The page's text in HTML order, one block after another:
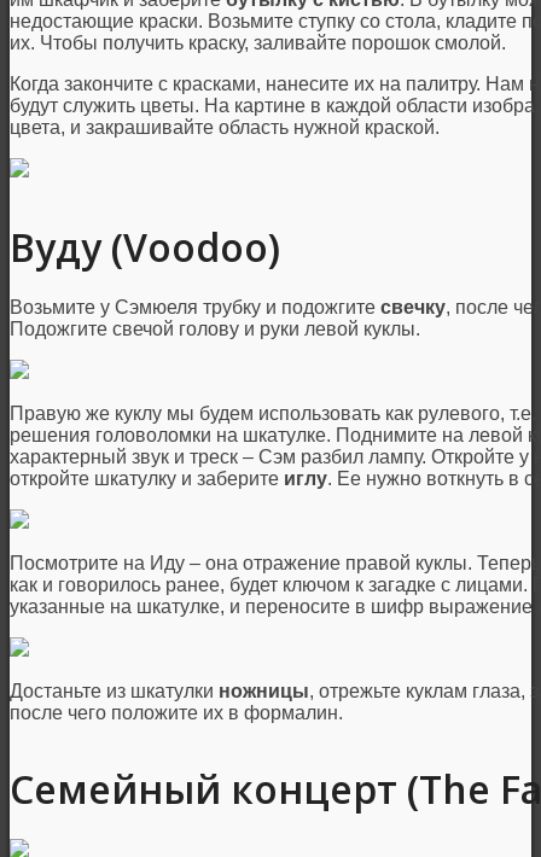
недостающие краски. Возьмите ступку со стола, кладите
их. Чтобы получить краску, заливайте порошок смолой.
Когда закончите с красками, нанесите их на палитру. Нам
будут служить цветы. На картине в каждой области
цвета, и закрашивайте область нужной краской.
Вуду (Voodoo)
Возьмите у Сэмюеля трубку и подожгите свечку, после
Подожгите свечой голову и руки левой куклы.
Правую же куклу мы будем использовать как рулевого,
решения головоломки на шкатулке. Поднимите на левой
характерный звук и треск – Сэм разбил лампу. Откройте
откройте шкатулку и заберите иглу. Ее нужно воткнуть в
Посмотрите на Иду – она отражение правой куклы.
как и говорилось ранее, будет ключом к загадке с лицами.
указанные на шкатулке, и переносите в шифр выражение
Достаньте из шкатулки ножницы, отрежьте куклам
после чего положите их в формалин.
Семейный концерт (The